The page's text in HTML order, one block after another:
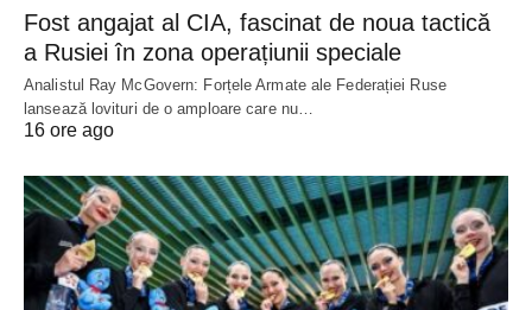
Fost angajat al CIA, fascinat de noua tactică
a Rusiei în zona operațiunii speciale
Analistul Ray McGovern: Forțele Armate ale Federației Ruse
lansează lovituri de o amploare care nu…
16 ore ago